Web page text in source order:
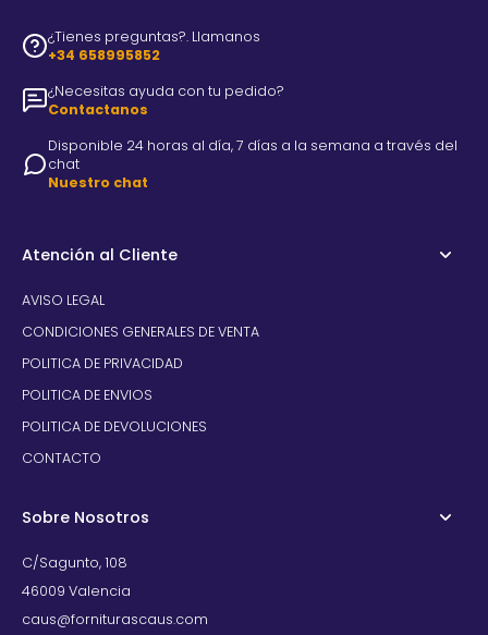
¿Tienes preguntas?. Llamanos
+34 658995852
¿Necesitas ayuda con tu pedido?
Contactanos
Disponible 24 horas al día, 7 días a la semana a través del
chat
Nuestro chat
Atención al Cliente
AVISO LEGAL
CONDICIONES GENERALES DE VENTA
POLITICA DE PRIVACIDAD
POLITICA DE ENVIOS
POLITICA DE DEVOLUCIONES
CONTACTO
Sobre Nosotros
C/Sagunto, 108
46009 Valencia
caus@forniturascaus.com